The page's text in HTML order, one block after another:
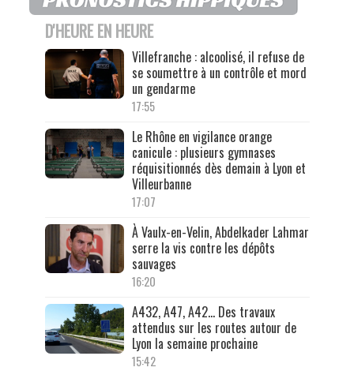
D'HEURE EN HEURE
Villefranche : alcoolisé, il refuse de
se soumettre à un contrôle et mord
un gendarme
17:55
Le Rhône en vigilance orange
canicule : plusieurs gymnases
réquisitionnés dès demain à Lyon et
Villeurbanne
17:07
À Vaulx-en-Velin, Abdelkader Lahmar
serre la vis contre les dépôts
sauvages
16:20
A432, A47, A42… Des travaux
attendus sur les routes autour de
Lyon la semaine prochaine
15:42